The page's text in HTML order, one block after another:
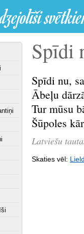
Spīdi
Spīdi nu,
Ābeļu
Tur mūsu
Šūpoles
Latviešu
Skaties vēl: